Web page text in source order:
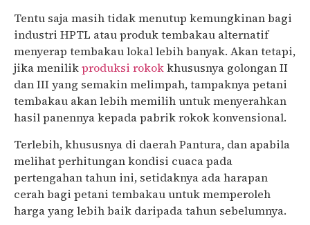
Tentu saja masih tidak menutup kemungkinan bagi
industri HPTL atau produk tembakau alternatif
menyerap tembakau lokal lebih banyak. Akan tetapi,
jika menilikproduksi rokokkhususnya golongan II
dan III yang semakin melimpah, tampaknya petani
tembakau akan lebih memilih untuk menyerahkan
hasil panennya kepada pabrik rokok konvensional.
Terlebih, khususnya di daerah Pantura, dan apabila
melihat perhitungan kondisi cuaca pada
pertengahan tahun ini, setidaknya ada harapan
cerah bagi petani tembakau untuk memperoleh
harga yang lebih baik daripada tahun sebelumnya.